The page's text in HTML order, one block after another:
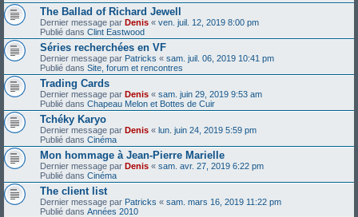
The Ballad of Richard Jewell
Dernier message par Denis « ven. juil. 12, 2019 8:00 pm
Publié dans Clint Eastwood
Séries recherchées en VF
Dernier message par Patricks « sam. juil. 06, 2019 10:41 pm
Publié dans Site, forum et rencontres
Trading Cards
Dernier message par Denis « sam. juin 29, 2019 9:53 am
Publié dans Chapeau Melon et Bottes de Cuir
Tchéky Karyo
Dernier message par Denis « lun. juin 24, 2019 5:59 pm
Publié dans Cinéma
Mon hommage à Jean-Pierre Marielle
Dernier message par Denis « sam. avr. 27, 2019 6:22 pm
Publié dans Cinéma
The client list
Dernier message par Patricks « sam. mars 16, 2019 11:22 pm
Publié dans Années 2010